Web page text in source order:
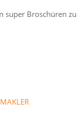
super Broschüren zu